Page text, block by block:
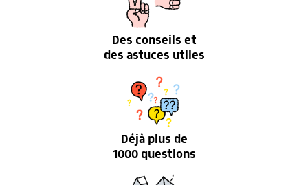
Des conseils et
des astuces utiles
Déjà plus de
1000 questions